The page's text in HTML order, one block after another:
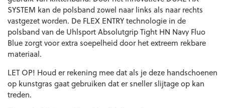
SYSTEM kan de polsband zowel naar links als naar rechts
vastgezet worden. De FLEX ENTRY technologie in de
polsband van de Uhlsport Absolutgrip Tight HN Navy Fluo
Blue zorgt voor extra soepelheid door het extreem rekbare
materiaal.
LET OP! Houd er rekening mee dat als je deze handschoenen
op kunstgras gaat gebruiken dat er sneller slijtage op kan
treden.